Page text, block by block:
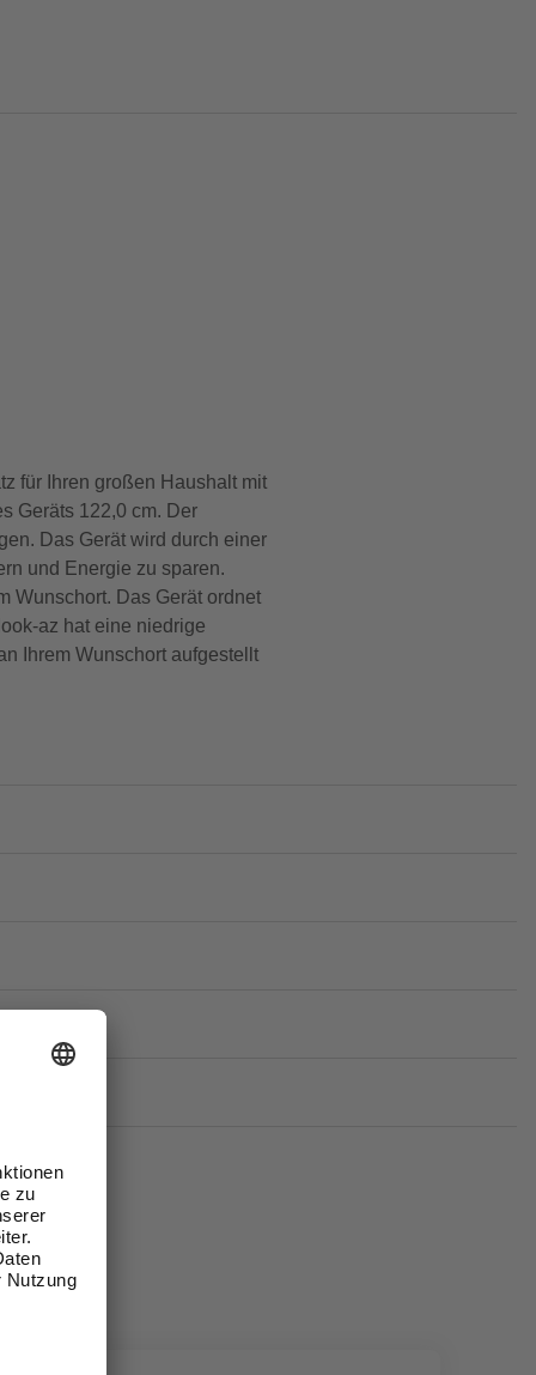
für Ihren großen Haushalt mit
Geräts 122,0 cm. Der
Das Gerät wird durch einer
und Energie zu sparen.
Wunschort. Das Gerät ordnet
az hat eine niedrige
Ihrem Wunschort aufgestellt